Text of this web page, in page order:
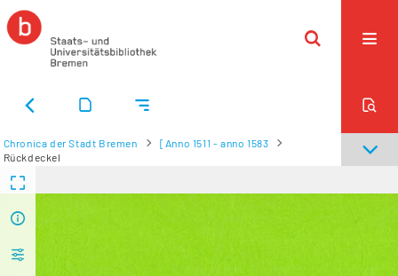
Chronica der Stadt Bremen
[Anno 1511 - anno 1583
Rückdeckel